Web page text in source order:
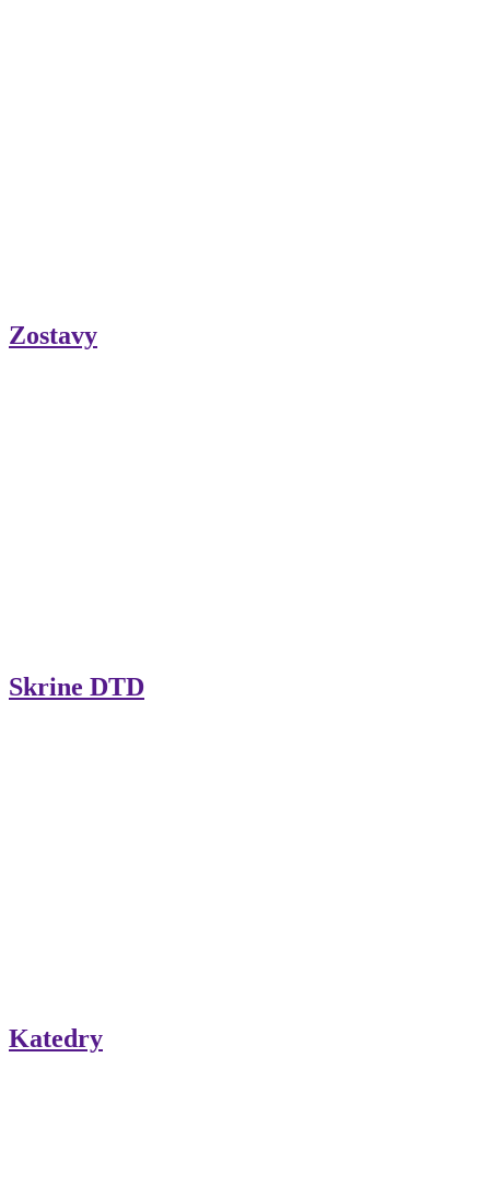
Zostavy
Skrine DTD
Katedry